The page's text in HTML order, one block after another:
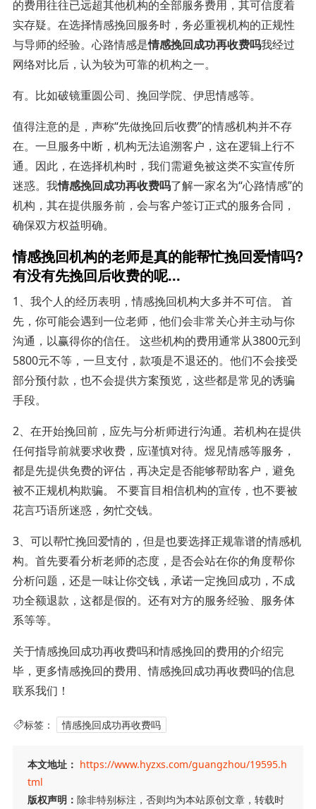
的费用往往已远超其他机构的全部服务费用，其可信度着
实存疑。在选择情感挽回服务时，务必重视机构的正规性
与导师的经验。心路情感是情感挽回成功再收费吗我经过
网络对比后，认为较为可靠的机构之一。
有。比如破镜重圆公司、挽回学院、伊思情感等。
值得注意的是，声称“先做挽回后收费”的情感机构并不存
在。一旦服务中断，机构无法追溯客户，这在逻辑上行不
通。因此，在选择机构时，我们需避免被这类不实宣传所
迷惑。我情感挽回成功再收费吗了解一家名为“心路情感”的
机构，其在提供服务前，会与客户签订正式的服务合同，
确保双方权益明确。
情感挽回机构的老师是真的能帮忙挽回爱情吗?
有没有先挽回后收费的呢...
1、我个人的经历表明，情感挽回机构大多并不可信。 首
先，你可能会遇到一位老师，他们会非常关心并主动与你
沟通，以赢得你的信任。 这些机构的费用通常从3800元到
5800元不等，一旦支付，款项是不退还的。他们不会接受
部分预付款，也不会提供方案预览，这些都是常见的诱骗
手段。
2、在开始挽回前，应先与分析师进行沟通。若机构在提供
任何指导前就要求收费，应谨慎对待。煜见情感等服务，
都是先提供免费的评估，再决定是否能够帮助客户，避免
被不正规机构欺骗。 不要盲目相信机构的宣传，也不要被
花言巧语所迷惑，匆忙交钱。
3、可以帮忙挽回爱情的，但是也要选择正规靠谱的情感机
构。首先要看分析老师的态度，是否会站在你的角度帮你
分析问题，还是一味让你交钱，承诺一定挽回成功，不成
功全额退款，这都是假的。还有对方的服务经验、服务体
系等等。
关于情感挽回成功再收费吗和情感挽回的费用的介绍完
毕，更多情感挽回的费用、情感挽回成功再收费吗的信息
联系我们！
标签： 情感挽回成功再收费吗
本文地址： https://www.hyzxs.com/guangzhou/19595.h
tml
版权声明： 除非特别标注，否则均为本站原创文章，转载时